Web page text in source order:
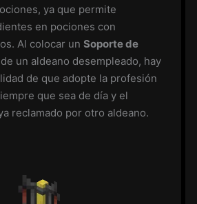
ya que permite
en pociones con
Al colocar un Soporte de
un aldeano desempleado, hay
de que adopte la profesión
que sea de día y el
reclamado por otro aldeano.